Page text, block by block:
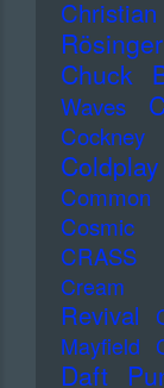
Rösinger
Chuck
Waves
Coldplay
Common
Cosmic
CRASS
Cream
Revival
Mayfield
Daft